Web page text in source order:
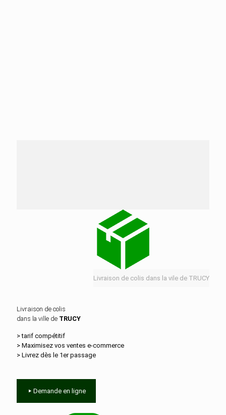
Livraison de colis dans la vile de TRUCY
Livraison de colis
dans la ville de TRUCY
> tarif compétitif
> Maximisez vos ventes e‑commerce
> Livrez dès le 1er passage
Demande en ligne